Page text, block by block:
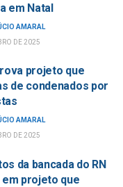
em Natal
AMARAL
DE 2025
projeto que
de condenados por
AMARAL
DE 2025
da bancada do RN
em projeto que